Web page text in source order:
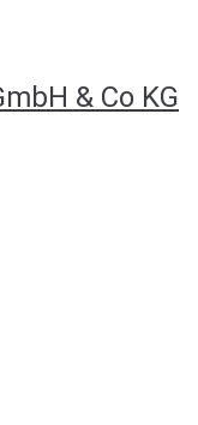
& Co KG